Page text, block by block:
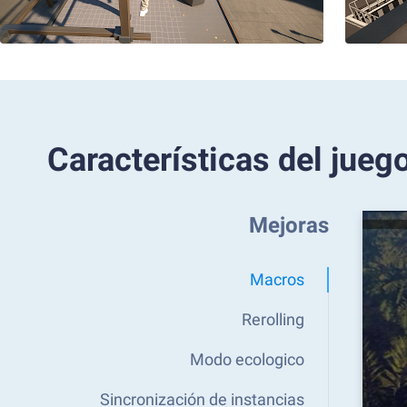
Características del
Mejoras
Macros
Rerolling
Modo ecologico
Sincronización de instancias